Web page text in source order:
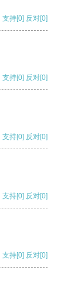
支持[0] 反对[0]
支持[0] 反对[0]
支持[0] 反对[0]
支持[0] 反对[0]
支持[0] 反对[0]